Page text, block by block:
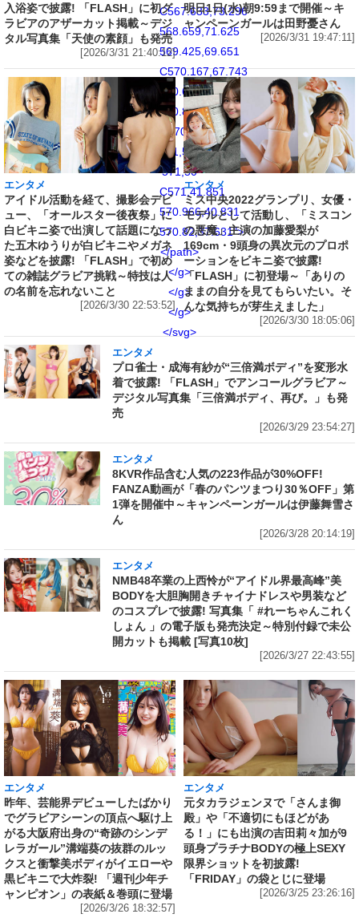
C567.633,73.296
568.659,71.625
569.425,69.651
C570.167,67.743
570.674,65.562
570.82,62.369
C570.966,59.17
571,58.147
571,50
C571,41.851
570.966,40.831
570.82,37.631">
</path>
</g>
</g>
</g>
</svg>
入浴姿で披露! 「FLASH」に初グ
ラビアのアザーカット掲載～デジ
タル写真集「天使の素顔」も発売
[2026/3/31 21:40:12]
明日1日(水)朝9:59まで開催～キ
ャンペーンガールは田野憂さん
[2026/3/31 19:47:11]
エンタメ
アイドル活動を経て、撮影会デビ
ュー、「オールスター後夜祭」に
白ビキニ姿で出演して話題になっ
た五木ゆうりが白ビキニやメガネ
姿などを披露! 「FLASH」で初め
ての雑誌グラビア挑戦～特技は人
の名前を忘れないこと
[2026/3/30 22:53:52]
エンタメ
ミス中央2022グランプリ、女優・
モデルとして活動し、「ミスコン
の悪魔」主演の加藤愛梨が
169cm・9頭身の異次元のプロポ
ーションをビキニ姿で披露!
「FLASH」に初登場～「ありの
ままの自分を見てもらいたい。そ
んな気持ちが芽生えました」
[2026/3/30 18:05:06]
エンタメ
プロ雀士・成海有紗が“三倍満ボディ”を変形水
着で披露! 「FLASH」でアンコールグラビア～
デジタル写真集「三倍満ボディ、再び。」も発
売
[2026/3/29 23:54:27]
エンタメ
8KVR作品含む人気の223作品が30%OFF!
FANZA動画が「春のパンツまつり30％OFF」第
1弾を開催中～キャンペーンガールは伊藤舞雪さ
ん
[2026/3/28 20:14:19]
エンタメ
NMB48卒業の上西怜が“アイドル界最高峰”美
BODYを大胆胸開きチャイナドレスや男装など
のコスプレで披露! 写真集「 #れーちゃんこれく
しょん 」の電子版も発売決定～特別付録で未公
開カットも掲載 [写真10枚]
[2026/3/27 22:43:55]
エンタメ
昨年、芸能界デビューしたばかり
でグラビアシーンの頂点へ駆け上
がる大阪府出身の“奇跡のシンデ
レラガール”溝端葵の抜群のルッ
クスと衝撃美ボディがイエローや
黒ビキニで大炸裂! 「週刊少年チ
ャンピオン」の表紙＆巻頭に登場
[2026/3/26 18:32:57]
エンタメ
元タカラジェンヌで「さんま御
殿」や「不適切にもほどがあ
る！」にも出演の吉田莉々加が9
頭身プラチナBODYの極上SEXY
限界ショットを初披露!
「FRIDAY」の袋とじに登場
[2026/3/25 23:26:16]